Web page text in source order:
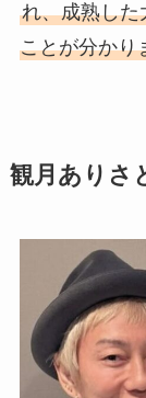
れ、成熟した
ことが分かり
観月ありさ